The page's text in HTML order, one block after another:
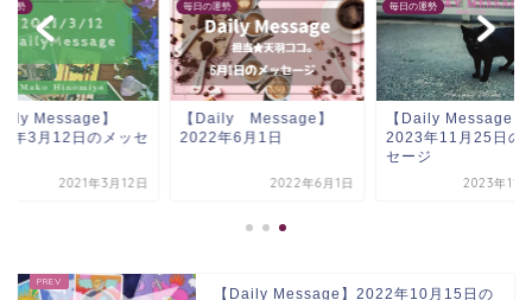
運勢
Message】
年3月12日のメッセ
2021年3月12日
毎日の運勢
【Daily Message】
2022年6月1日
2022年6月1日
毎日の運勢
【Daily Message】
2023年11月25日の
セージ
2023年11
【Daily Message】2022年10月15日の